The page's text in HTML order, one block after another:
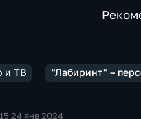
и ТВ "Лабиринт" –
24 янв 2024